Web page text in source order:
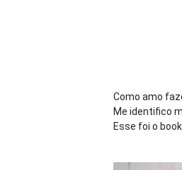
Como amo
Me identifico
Esse foi o